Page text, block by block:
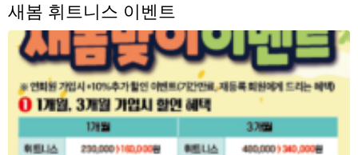
새봄 휘트니스 이벤트